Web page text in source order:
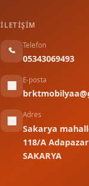
İLETIŞIM
Telefon
05343069493
E-posta
Adres
Sakarya
118/A
SAKARYA